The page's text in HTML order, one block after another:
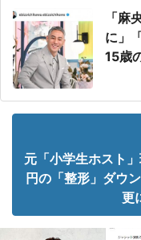
「麻
に」
15歳
元「小学生ホスト
円の「整形」ダウ
更